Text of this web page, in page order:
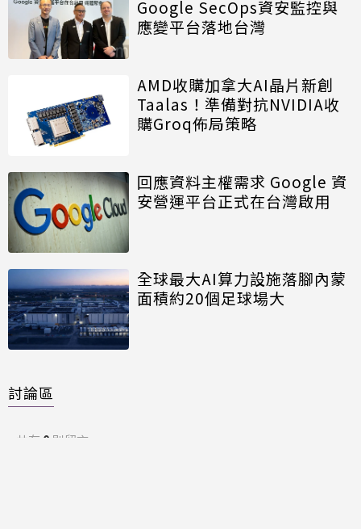
Google SecOps資安監控與
應變平台落地台灣
AMD收購加拿大AI晶片新創
Taalas！準備對抗NVIDIA收
購Groq佈局策略
回應資料主權需求 Google 資
安營運平台正式在台灣啟用
全球最大AI算力設施落腳內蒙
面積約20個足球場大
討論區
共有 0 則留言